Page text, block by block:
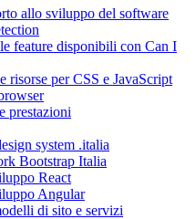
allo sviluppo del software
feature disponibili con Can I
risorse per CSS e JavaScript
prestazioni
system .italia
Bootstrap Italia
React
Angular
di sito e servizi